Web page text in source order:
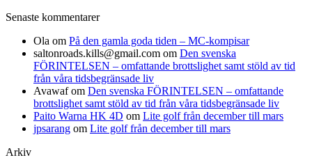
Senaste kommentarer
Ola om På den gamla goda tiden – MC-kompisar
saltonroads.kills@gmail.com om Den svenska
FÖRINTELSEN – omfattande brottslighet samt stöld av tid
från våra tidsbegränsade liv
Avawafom Den svenska FÖRINTELSEN – omfattande
brottslighet samt stöld av tid från våra tidsbegränsade liv
Paito Warna HK 4D om Lite golf från december till mars
jpsarang om Lite golf från december till mars
Arkiv